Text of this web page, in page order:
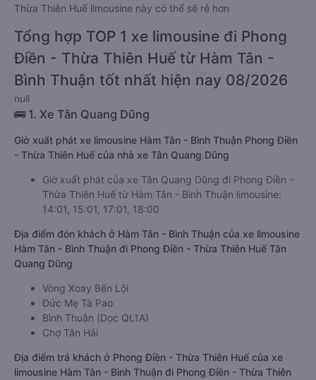
Thừa Thiên Huế limousine này có thể sẽ rẻ hơn
Tổng hợp TOP 1 xe limousine đi Phong
Điền - Thừa Thiên Huế từ Hàm Tân -
Bình Thuận tốt nhất hiện nay 08/2026
null
🚌 1. Xe Tân Quang Dũng
Giờ xuất phát xe limousine Hàm Tân - Bình Thuận Phong Điền
- Thừa Thiên Huế của nhà xe Tân Quang Dũng
Giờ xuất phát của xe Tân Quang Dũng đi Phong Điền -
Thừa Thiên Huế từ Hàm Tân - Bình Thuận limousine:
14:01, 15:01, 17:01, 18:00
Địa điểm đón khách ở Hàm Tân - Bình Thuận của xe limousine
Hàm Tân - Bình Thuận đi Phong Điền - Thừa Thiên Huế Tân
Quang Dũng
Vòng Xoay Bến Lội
Đức Mẹ Tà Pao
Bình Thuận (Dọc QL1A)
Chợ Tân Hải
Địa điểm trả khách ở Phong Điền - Thừa Thiên Huế của xe
limousine Hàm Tân - Bình Thuận đi Phong Điền - Thừa Thiên